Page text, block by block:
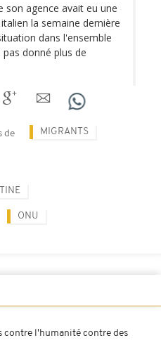
son agence avait eu une
la semaine dernière
dans l'ensemble
donné plus de
de MIGRANTS
ONU
contre l'humanité contre des